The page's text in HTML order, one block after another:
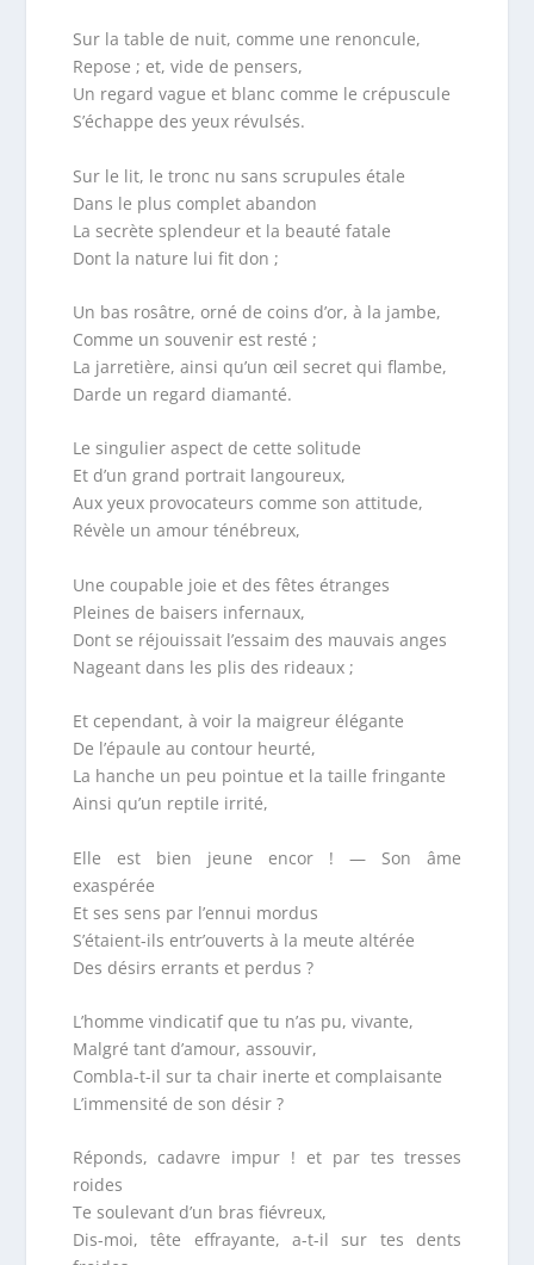
Sur la table de nuit, comme une renoncule,
Repose ; et, vide de pensers,
Un regard vague et blanc comme le crépuscule
S’échappe des yeux révulsés.
Sur le lit, le tronc nu sans scrupules étale
Dans le plus complet abandon
La secrète splendeur et la beauté fatale
Dont la nature lui fit don ;
Un bas rosâtre, orné de coins d’or, à la jambe,
Comme un souvenir est resté ;
La jarretière, ainsi qu’un œil secret qui flambe,
Darde un regard diamanté.
Le singulier aspect de cette solitude
Et d’un grand portrait langoureux,
Aux yeux provocateurs comme son attitude,
Révèle un amour ténébreux,
Une coupable joie et des fêtes étranges
Pleines de baisers infernaux,
Dont se réjouissait l’essaim des mauvais anges
Nageant dans les plis des rideaux ;
Et cependant, à voir la maigreur élégante
De l’épaule au contour heurté,
La hanche un peu pointue et la taille fringante
Ainsi qu’un reptile irrité,
Elle est bien jeune encor ! — Son âme
exaspérée
Et ses sens par l’ennui mordus
S’étaient-ils entr’ouverts à la meute altérée
Des désirs errants et perdus ?
L’homme vindicatif que tu n’as pu, vivante,
Malgré tant d’amour, assouvir,
Combla-t-il sur ta chair inerte et complaisante
L’immensité de son désir ?
Réponds, cadavre impur ! et par tes tresses
roides
Te soulevant d’un bras fiévreux,
Dis-moi, tête effrayante, a-t-il sur tes dents